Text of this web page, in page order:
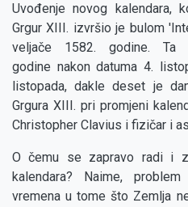
Uvođenje novog kalendara,
Grgur XIII. izvršio je bulom
veljače 1582. godine.
godine nakon datuma 4.
listopada, dakle deset je
Grgura XIII. pri promjeni
Christopher Clavius i fizičar i
O čemu se zapravo radi i
kalendara? Naime,
vremena u tome što Zemlja